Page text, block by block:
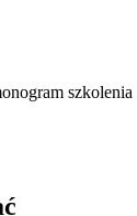
szkolenia